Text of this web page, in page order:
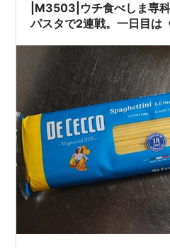
|M3503|ウチ食べしま専
パスタで2連戦。一日目は
《創味ハコネーゼ》：ア
ボンゴレビアンコをかけ